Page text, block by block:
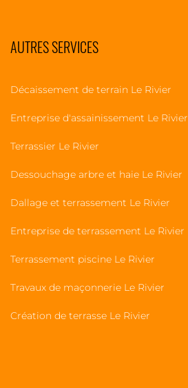
AUTRES SERVICES
Décaissement de terrain Le Rivier
Entreprise d'assainissement Le Rivier
Terrassier Le Rivier
Dessouchage arbre et haie Le Rivier
Dallage et terrassement Le Rivier
Entreprise de terrassement Le Rivier
Terrassement piscine Le Rivier
Travaux de maçonnerie Le Rivier
Création de terrasse Le Rivier